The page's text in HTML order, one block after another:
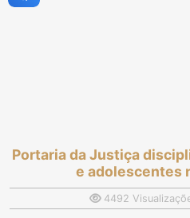
Portaria da Justiça
e adolescentes
4492